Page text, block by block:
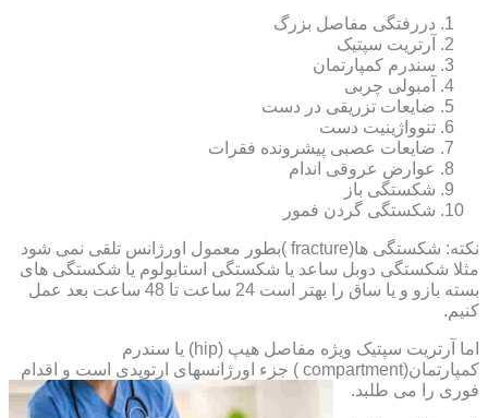
دررفتگی مفاصل بزرگ
آرتریت سپتیک
سندرم کمپارتمان
آمبولی چربی
ضایعات تزریقی در دست
تنوواژینیت دست
ضایعات عصبی پیشرونده فقرات
عوارض عروقی اندام
شکستگی باز
شکستگی گردن فمور
نکته: شکستگی ها(fracture )بطور معمول اورژانس تلقی نمی شود
مثلا شکستگی دوبل ساعد یا شکستگی استابولوم یا شکستگی های
بسته بازو و یا ساق را بهتر است 24 ساعت تا 48 ساعت بعد عمل
کنیم.
اما آرتریت سپتیک ویژه مفاصل هیپ (hip) یا سندرم
کمپارتمان(compartment ) جزء اورژانسهای ارتوپدی است و اقدام
فوری را می طلبد.